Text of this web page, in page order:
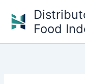
content
Food